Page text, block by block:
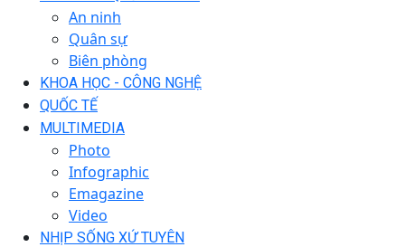
An ninh
Quân sự
Biên phòng
KHOA HỌC - CÔNG NGHỆ
QUỐC TẾ
MULTIMEDIA
Photo
Infographic
Emagazine
Video
NHỊP SỐNG XỨ TUYÊN